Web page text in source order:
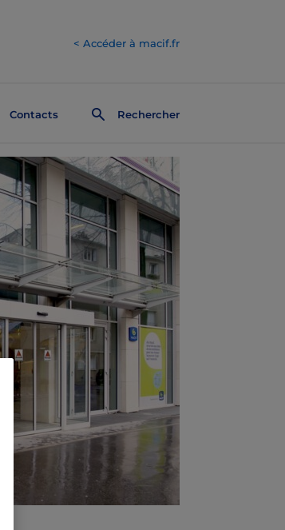
< Accéder à macif.fr
Contacts Rechercher